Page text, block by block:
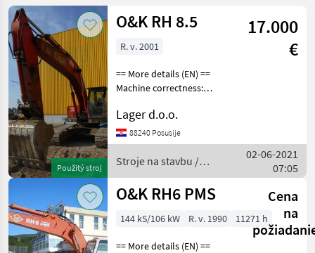
Použitý stroj
O&K RH 8.5
17.000
€
R. v. 2001
== More details (EN) ==
Machine correctness:
1 400 mm Caterpillar width:
60 mm hammer instalation
Stroje na stavbu Pásový
báger
Lager d.o.o.
88240 Posusije
Stroje na stavbu /
O&K
02-06-2021
07:05
O&K RH6 PMS
Cena
na
144 kS/106 kW R. v. 1990 11271 h
== More details (EN) ==